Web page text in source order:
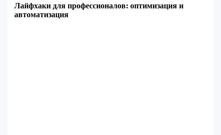
Лайфхаки для профессионалов: оптимизация и
автоматизация